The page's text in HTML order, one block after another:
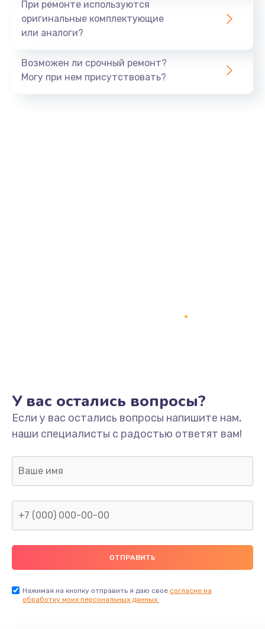
При ремонте используются
оригинальные комплектующие
или аналоги?
Возможен ли срочный ремонт?
Могу при нем присутствовать?
У вас остались вопросы?
Если у вас остались вопросы напишите нам,
наши специалисты с радостью ответят вам!
Нажимая на кнопку отправить я даю свое согласие на
обработку моих персональных данных.